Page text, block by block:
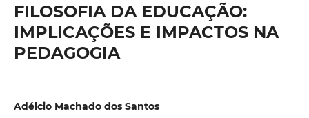
FILOSOFIA DA EDUCAÇÃO:
IMPLICAÇÕES E IMPACTOS NA
PEDAGOGIA
Adélcio Machado dos Santos